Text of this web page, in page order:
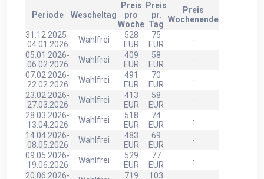
Periode Wescheltag
Preis
pro
Woche
Preis
pr.
Tag
Preis
Wochenende
31.12.2025-
04.01.2026
Wahlfrei
528
EUR
75
EUR
-
05.01.2026-
06.02.2026
Wahlfrei
409
EUR
58
EUR
-
07.02.2026-
22.02.2026
Wahlfrei
491
EUR
70
EUR
-
23.02.2026-
27.03.2026
Wahlfrei
413
EUR
58
EUR
-
28.03.2026-
13.04.2026
Wahlfrei
518
EUR
74
EUR
-
14.04.2026-
08.05.2026
Wahlfrei
483
EUR
69
EUR
-
09.05.2026-
19.06.2026
Wahlfrei
529
EUR
77
EUR
-
20.06.2026-
719
103